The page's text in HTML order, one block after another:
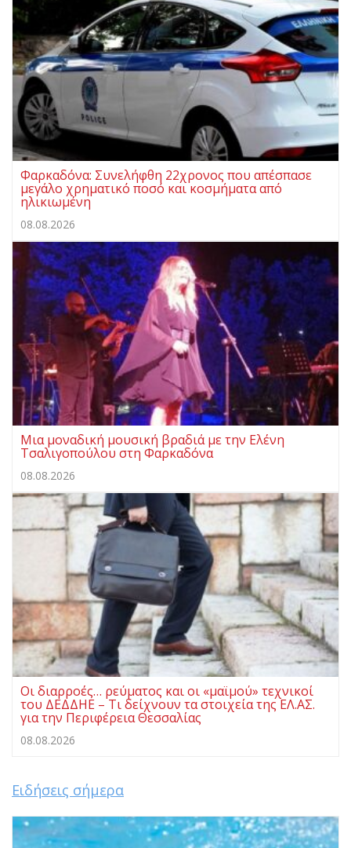
Φαρκαδόνα: Συνελήφθη 22χρονος που απέσπασε
μεγάλο χρηματικό ποσό και κοσμήματα από
ηλικιωμένη
08.08.2026
Μια μοναδική μουσική βραδιά με την Ελένη
Τσαλιγοπούλου στη Φαρκαδόνα
08.08.2026
Οι διαρροές… ρεύματος και οι «μαϊμού» τεχνικοί
του ΔΕΔΔΗΕ – Τι δείχνουν τα στοιχεία της ΕΛ.ΑΣ.
για την Περιφέρεια Θεσσαλίας
08.08.2026
Ειδήσεις σήμερα